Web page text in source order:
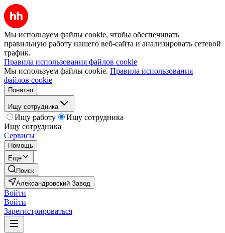
Мы используем файлы cookie, чтобы обеспечивать
правильную работу нашего веб-сайта и анализировать сетевой
трафик.
Правила использования файлов cookie
Мы используем файлы cookie. Правила использования
файлов cookie
Понятно
Ищу сотрудника
Ищу работу
Ищу сотрудника
Ищу сотрудника
Сервисы
Помощь
Ещё
Поиск
Александровский Завод
Войти
Войти
Зарегистрироваться